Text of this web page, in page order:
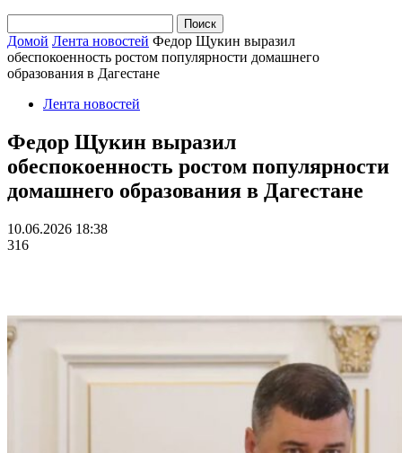
Домой Лента новостей Федор Щукин выразил
обеспокоенность ростом популярности домашнего
образования в Дагестане
Лента новостей
Федор Щукин выразил
обеспокоенность ростом популярности
домашнего образования в Дагестане
10.06.2026 18:38
316